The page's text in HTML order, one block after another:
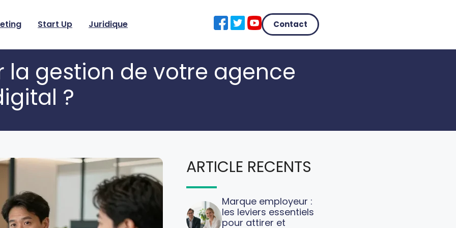
Start Up Juridique Contact
gestion de votre agence
?
ARTICLE RECENTS
Marque employeur :
les leviers essentiels
pour attirer et